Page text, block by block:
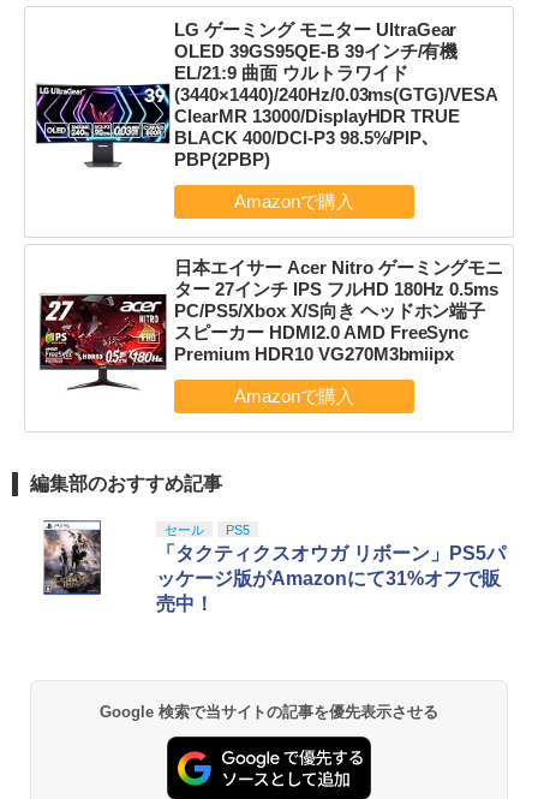
LG ゲーミング モニター UltraGear
OLED 39GS95QE-B 39インチ/有機
EL/21:9 曲面 ウルトラワイド
(3440×1440)/240Hz/0.03ms(GTG)/VESA
ClearMR 13000/DisplayHDR TRUE
BLACK 400/DCI-P3 98.5%/PIP､
PBP(2PBP)
日本エイサー Acer Nitro ゲーミングモニ
ター 27インチ IPS フルHD 180Hz 0.5ms
PC/PS5/Xbox X/S向き ヘッドホン端子
スピーカー HDMI2.0 AMD FreeSync
Premium HDR10 VG270M3bmiipx
編集部のおすすめ記事
セール PS5
「タクティクスオウガ リボーン」PS5パ
ッケージ版がAmazonにて31%オフで販
売中！
Google 検索で当サイトの記事を優先表示させる